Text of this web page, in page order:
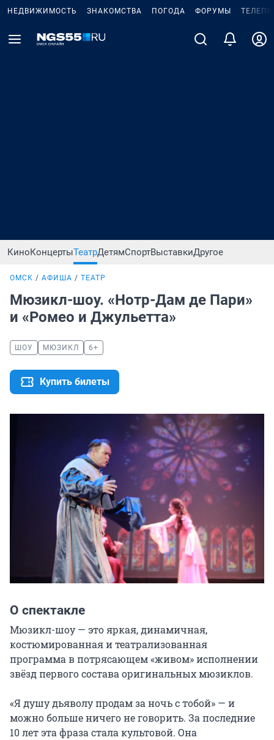
НЕДВИЖИМОСТЬ ЗНАКОМСТВА ПОГОДА ФОРУМЫ
КиноКонцертыТеатрДетямСпортВыставкиДругое
ОМСК АФИША ТЕАТР
Мюзикл-шоу. «Нотр-Дам де Пари»
и «Ромео и Джульетта»
ШОУ МЮЗИКЛ 6+
Купить билеты
О спектакле
Мюзикл-шоу — это яркая, динамичная,
костюмированная и театрализованная
программа в потрясающем «живом» исполнении
звёзд первого состава оригинальных мюзиклов.
«Я душу дьяволу продам за ночь с тобой» — и
можно больше ничего не говорить. За последние
10 лет эта фраза стала культовой. Она